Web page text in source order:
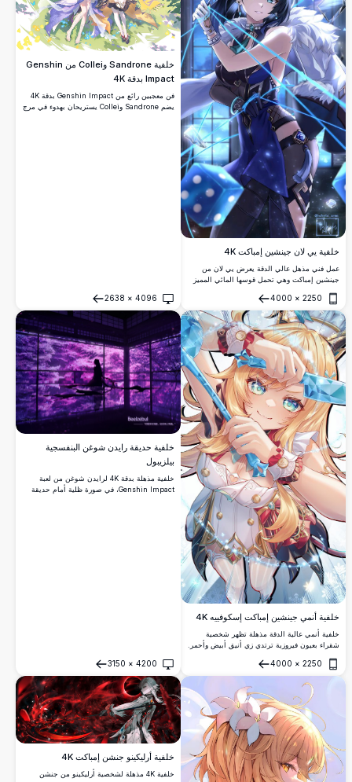
خلفية يي لان جينشين إمباكت 4K
عمل فني مذهل عالي الدقة يعرض يي لان من
جينشين إمباكت وهي تحمل قوسها المائي المميز
وتصميم شخصية مفصل ينتجان خلفية ألعاب آسرة
بجودة بصرية متميزة.
2250
×
4000
فتح
خلفية Sandrone وCollei من Genshin
Impact بدقة 4K
فن معجبين رائع من Genshin Impact بدقة 4K
يضم Sandrone وCollei يستريحان بهدوء في مرج
4096
×
2638
فتح
خلفية أنمي جينشين إمباكت إسكوفييه 4K
خلفية أنمي عالية الدقة مذهلة تظهر شخصية
شقراء بعيون فيروزية ترتدي زي أنيق أبيض وأحمر.
خيالية ساحرة مثالية لعشاق الأنمي.
2250
×
4000
فتح
خلفية حديقة رايدن شوغن البنفسجية
بيلزيبول
خلفية مذهلة بدقة 4K لرايدن شوغن من لعبة
Genshin Impact، في صورة ظلية أمام حديقة
4200
×
3150
فتح
خلفية أرليكينو جنشن إمباكت 4K
خلفية 4K مذهلة لشخصية أرليكينو من جنشن